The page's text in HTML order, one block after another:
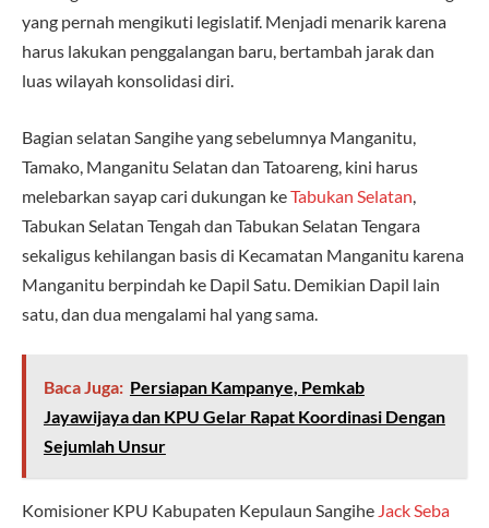
yang pernah mengikuti legislatif. Menjadi menarik karena
harus lakukan penggalangan baru, bertambah jarak dan
luas wilayah konsolidasi diri.
Bagian selatan Sangihe yang sebelumnya Manganitu,
Tamako, Manganitu Selatan dan Tatoareng, kini harus
melebarkan sayap cari dukungan keTabukan Selatan
Tabukan Selatan Tengah dan Tabukan Selatan Tengara
sekaligus kehilangan basis di Kecamatan Manganitu karena
Manganitu berpindah ke Dapil Satu. Demikian Dapil lain
satu, dan dua mengalami hal yang sama.
Baca Juga: Persiapan Kampanye, Pemkab
Jayawijaya dan KPU Gelar Rapat Koordinasi Dengan
Sejumlah Unsur
Komisioner KPU Kabupaten Kepulaun Sangihe Jack Seba